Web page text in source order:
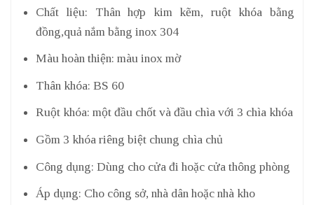
Chất liệu: Thân hợp kim kẽm, ruột khóa bằng
đồng,quả nắm bằng inox 304
Màu hoàn thiện: màu inox mờ
Thân khóa: BS 60
Ruột khóa: một đầu chốt và đầu chìa với 3 chìa khóa
Gồm 3 khóa riêng biệt chung chìa chủ
Công dụng: Dùng cho cửa đi hoặc cửa thông phòng
Áp dụng: Cho công sở, nhà dân hoặc nhà kho